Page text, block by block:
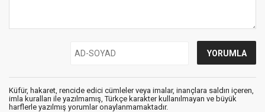
Küfür, hakaret, rencide edici cümleler veya imalar, inançlara saldırı içeren,
imla kuralları ile yazılmamış, Türkçe karakter kullanılmayan ve büyük
harflerle yazılmış yorumlar onaylanmamaktadır.